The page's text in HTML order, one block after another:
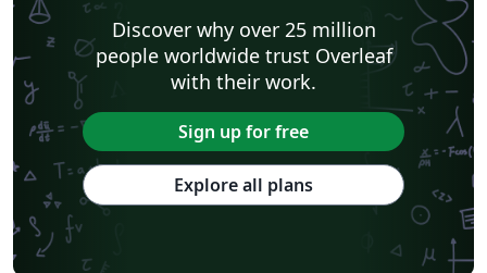
Discover why over 25 million
people worldwide trust Overleaf
with their work.
Sign up for free
Explore all plans